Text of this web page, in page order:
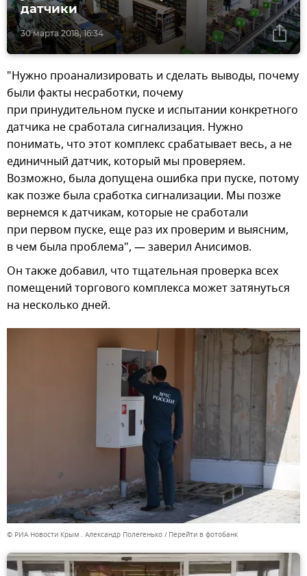
30 марта 2018, 16:34
датчики
"Нужно проанализировать и сделать выводы, почему
были факты несработки, почему
при принудительном пуске и испытании конкретного
датчика не сработала сигнализация. Нужно
понимать, что этот комплекс срабатывает весь, а не
единичный датчик, который мы проверяем.
Возможно, была допущена ошибка при пуске, потому
как позже была сработка сигнализации. Мы позже
вернемся к датчикам, которые не сработали
при первом пуске, еще раз их проверим и выясним,
в чем была проблема", — заверил Анисимов.
Он также добавил, что тщательная проверка всех
помещений торгового комплекса может затянуться
на несколько дней.
© РИА Новости Крым . Александр Полегенько Перейти в фотобанк